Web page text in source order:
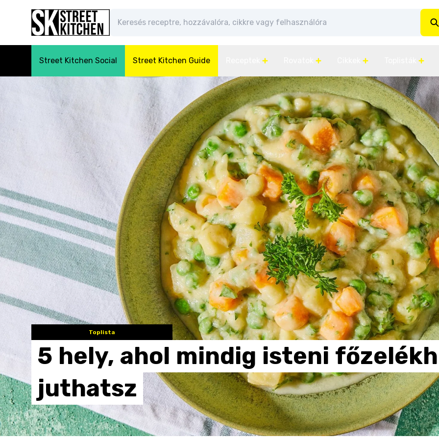
Street Kitchen Social Street Kitchen Guide
Toplista
5 hely, ahol mindig isteni
juthatsz